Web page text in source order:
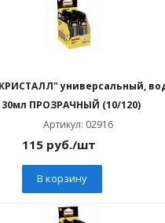
универсальный,
30мл ПРОЗРАЧНЫЙ (10/120)
Артикул: 02916
115 руб./шт
В корзину